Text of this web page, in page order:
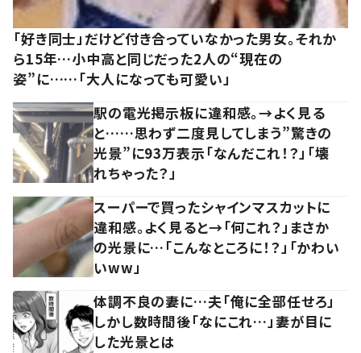
「好き同士」だけど付き合っていなかった男女。それか
ら15年…小中高と同じだった2人の“現在の
姿”に……「大人になっても可愛い」
駅の電光掲示板に違和感。→よく見る
と……思わず二度見してしまう”驚きの
光景”に93万表示「なんだこれ！？」「壊
れちゃった？」
スーパーで買ったシャインマスカットに
違和感。よく見ると→「何これ？」まさか
の光景に…「こんなところに！？」「かわい
いww」
体調不良の妻に…夫「俺に全部任せろ」
しかし数時間後「なにこれ…」妻が目に
した光景とは